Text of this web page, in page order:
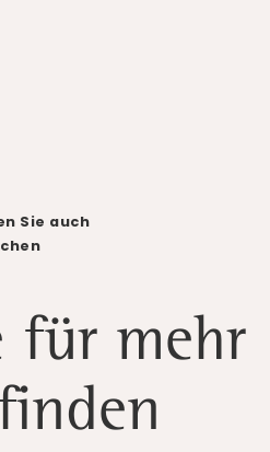
Sie auch
für mehr